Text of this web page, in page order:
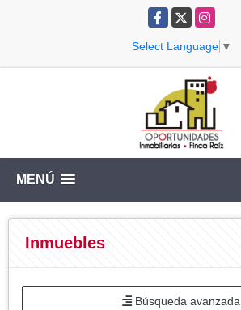
Facebook
X Instagram
Select Language ▼
MENÚ
Inmuebles
Búsqueda avanzada